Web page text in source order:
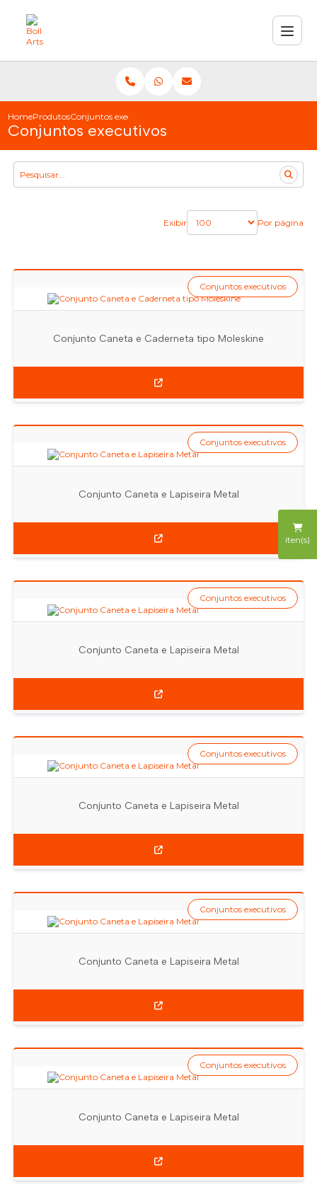
iten(s)
HomeProdutosConjuntos executivos
Conjuntos executivos
Exibir Por página
Conjunto Caneta e Caderneta tipo Moleskine
Conjuntos executivos
Conjunto Caneta e Lapiseira Metal
Conjuntos executivos
Conjunto Caneta e Lapiseira Metal
Conjuntos executivos
Conjunto Caneta e Lapiseira Metal
Conjuntos executivos
Conjunto Caneta e Lapiseira Metal
Conjuntos executivos
Conjunto Caneta e Lapiseira Metal
Conjuntos executivos